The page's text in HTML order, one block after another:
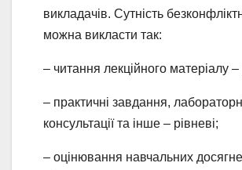
викладачів. Сутність
можна викласти так:
– читання лекційного матеріалу –
– практичні завдання,
консультації та інше – рівневі;
– оцінювання навчальних